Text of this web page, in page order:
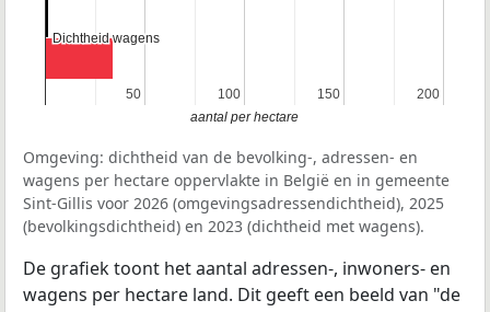
50
50 100
100 150
150 200
200
Dichtheid wagens
Dichtheid wagens
aantal per hectare
Omgeving: dichtheid van de bevolking-, adressen- en
wagens per hectare oppervlakte in België en in gemeente
Sint-Gillis voor 2026 (omgevingsadressendichtheid), 2025
(bevolkingsdichtheid) en 2023 (dichtheid met wagens).
De grafiek toont het aantal adressen-, inwoners- en
wagens per hectare land. Dit geeft een beeld van "de